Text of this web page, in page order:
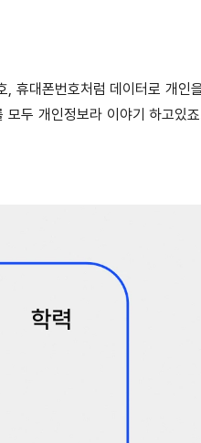
, 휴대폰번호처럼 데이터로 개인
두 개인정보라 이야기 하고있